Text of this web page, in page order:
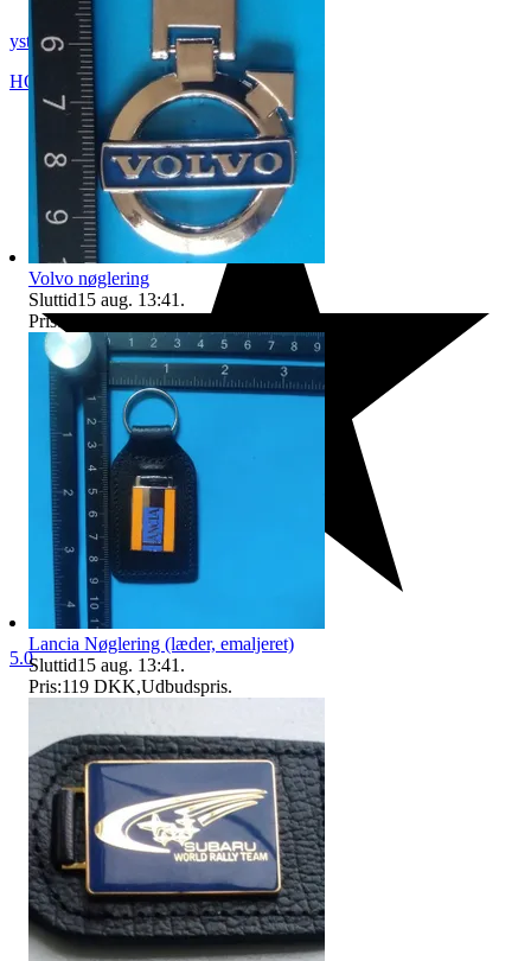
yst830
HOFORS, Sverige
5.0
Volvo nøglering
Sluttid15 aug. 13:41 .
Pris:
Lancia Nøglering (læder, emaljeret)
Sluttid15 aug. 13:41 .
Pris:119 DKK,Udbudspris.